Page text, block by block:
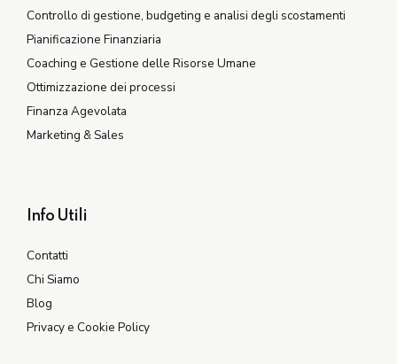
Controllo di gestione, budgeting e analisi degli scostamenti
Pianificazione Finanziaria
Coaching e Gestione delle Risorse Umane
Ottimizzazione dei processi
Finanza Agevolata
Marketing & Sales
Info Utili
Contatti
Chi Siamo
Blog
Privacy e Cookie Policy